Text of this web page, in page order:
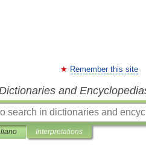
Remember this site
and
Interpretations